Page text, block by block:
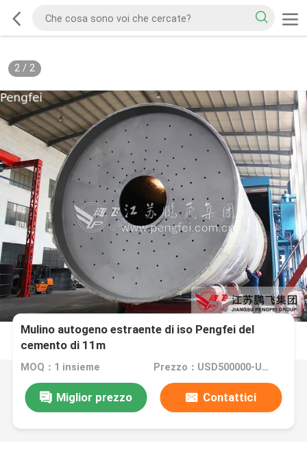
2/ 2
Mulino autogeno estraente di iso Pengfei del
cemento di 11m
MOQ：1 insieme Prezzo：USD500000-USD1000000
Miglior prezzo Contattici